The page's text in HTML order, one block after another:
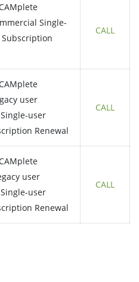
Single-
CALL
user
user
Renewal
CALL
user
user
Renewal
CALL